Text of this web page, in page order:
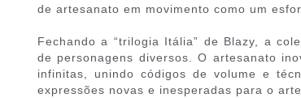
de artesanato em movimento como um
Fechando a “trilogia Itália” de Blazy, a
de personagens diversos. O artesanato
infinitas, unindo códigos de volume e
expressões novas e inesperadas para o